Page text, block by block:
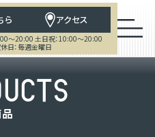
ら アクセス
～20:00 土日祝：10:00～20:00
日：毎週金曜日
UCTS
品